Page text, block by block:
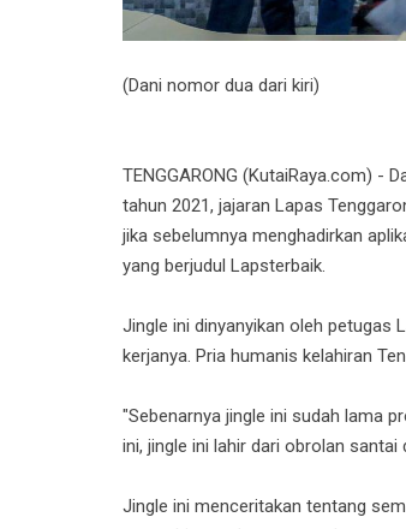
(Dani nomor dua dari kiri)
TENGGARONG (KutaiRaya.com) -
tahun 2021, jajaran Lapas
jika sebelumnya menghadirkan
yang berjudul Lapsterbaik.
Jingle ini dinyanyikan oleh petugas
kerjanya. Pria humanis kelahiran
"Sebenarnya jingle ini sudah lama
ini, jingle ini lahir dari obrolan
Jingle ini menceritakan tentang